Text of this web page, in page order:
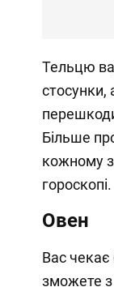
Тельцю
стосунки,
Більше
кожному
гороскопі.
Овен
Вас чекає
зможете